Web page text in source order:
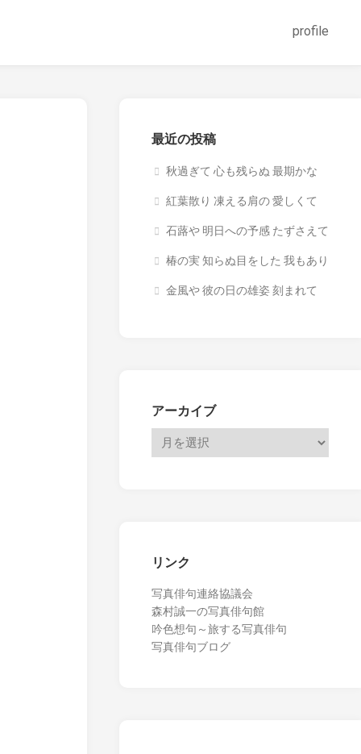
profile
最近の投稿
秋過ぎて 心も残らぬ 最期かな
紅葉散り 凍える肩の 愛しくて
石蕗や 明日への予感 たずさえて
椿の実 知らぬ目をした 我もあり
金風や 彼の日の雄姿 刻まれて
アーカイブ
リンク
写真俳句連絡協議会
森村誠一の写真俳句館
吟色想句～旅する写真俳句
写真俳句ブログ